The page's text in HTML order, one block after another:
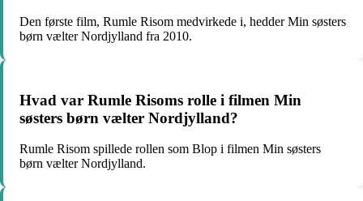
Den første film, Rumle Risom medvirkede i, hedder Min søsters
børn vælter Nordjylland fra 2010.
Hvad var Rumle Risoms rolle i filmen Min
søsters børn vælter Nordjylland?
Rumle Risom spillede rollen som Blop i filmen Min søsters
børn vælter Nordjylland.